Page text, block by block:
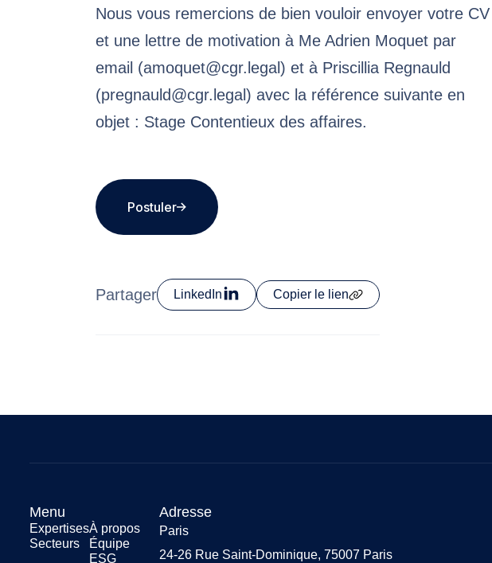
Nous vous remercions de bien vouloir envoyer votre CV
et une lettre de motivation à Me Adrien Moquet par
email (amoquet@cgr.legal) et à Priscillia Regnauld
(pregnauld@cgr.legal) avec la référence suivante en
objet : Stage Contentieux des affaires.
Postuler
Partager LinkedIn Copier le lien
Menu
Expertises
Secteurs
À propos
Équipe
ESG
Adresse
Paris
24-26 Rue Saint-Dominique, 75007 Paris